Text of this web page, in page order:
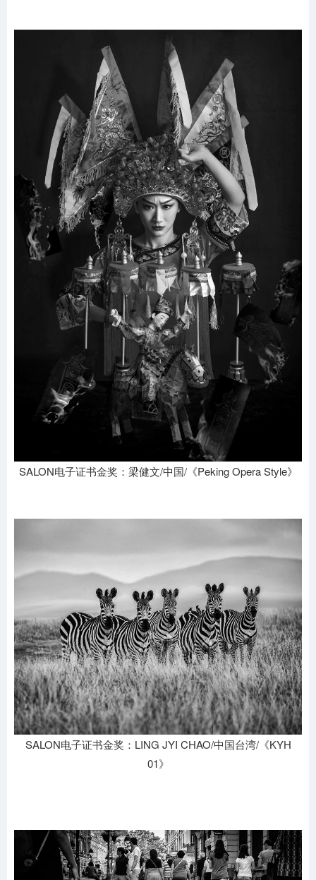
SALON电子证书金奖：梁健文/中国/《Peking Opera Style》
SALON电子证书金奖：LING JYI CHAO/中国台湾/《KYH
01》